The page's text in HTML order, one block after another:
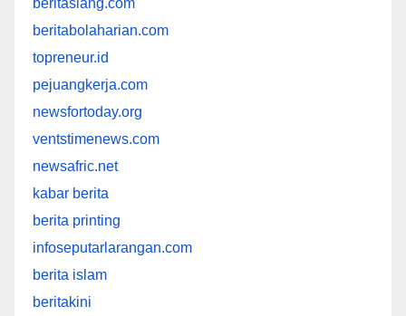
beritabolaharian.com
topreneur.id
pejuangkerja.com
newsfortoday.org
ventstimenews.com
newsafric.net
kabar berita
berita printing
infoseputarlarangan.com
berita islam
beritakini